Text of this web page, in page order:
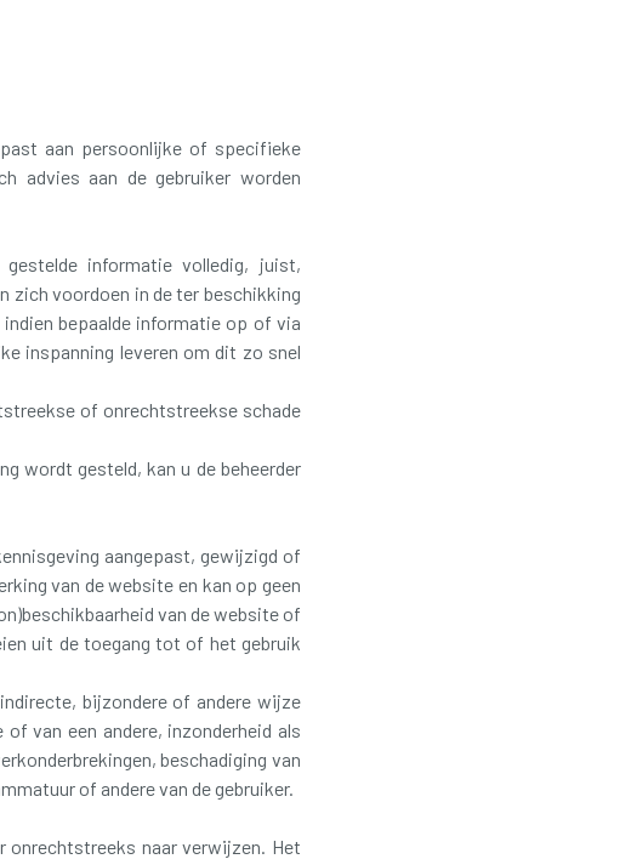
aan persoonlijke of specifieke
advies aan de gebruiker worden
informatie volledig, juist,
zich voordoen in de ter beschikking
bepaalde informatie op of via
inspanning leveren om dit zo snel
of onrechtstreekse schade
wordt gesteld, kan u de beheerder
aangepast, gewijzigd of
van de website en kan op geen
van de website of
uit de toegang tot of het gebruik
bijzondere of andere wijze
van een andere, inzonderheid als
beschadiging van
of andere van de gebruiker.
onrechtstreeks naar verwijzen. Het